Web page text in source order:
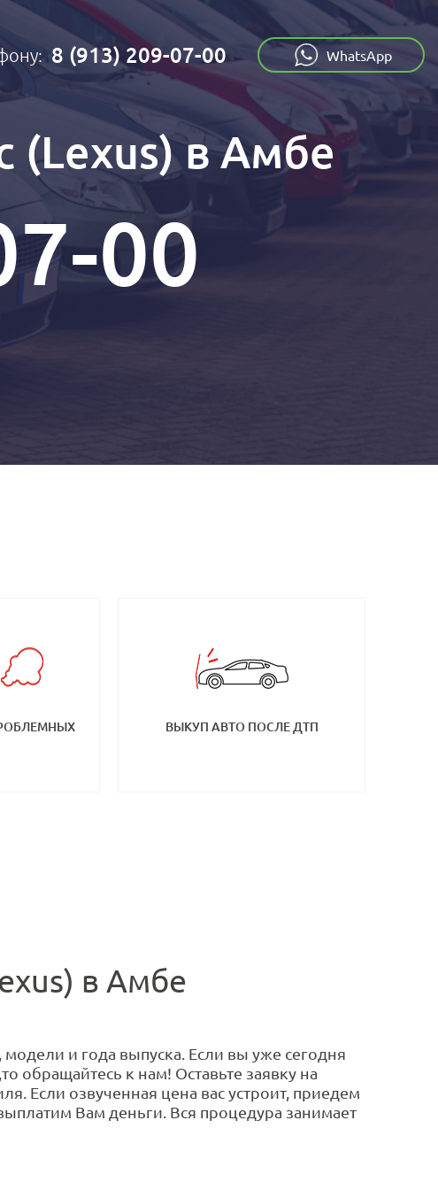
8 (913) 209-07-00 WhatsApp
(Lexus) в Амбе
00
ВЫКУП АВТО ПОСЛЕ ДТП
в Амбе
и года выпуска. Если вы уже сегодня
обращайтесь к нам! Оставьте заявку на
Если озвученная цена вас устроит, приедем
Вам деньги. Вся процедура занимает